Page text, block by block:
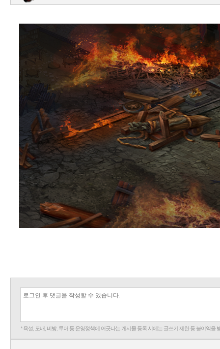
* 욕설, 도배, 비방, 루머 등 운영정책에 어긋나는 게시물 등록 시에는 글쓰기 제한 등 불이익을